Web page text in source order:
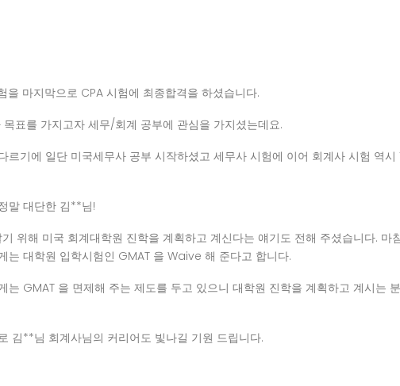
마지막으로 CPA 시험에 최종합격을 하셨습니다.
표를 가지고자 세무/회계 공부에 관심을 가지셨는데요.
르기에 일단 미국세무사 공부 시작하셨고 세무사 시험에 이어 회계사 시험 역시
말 대단한 김**님!
위해 미국 회계대학원 진학을 계획하고 계신다는 얘기도 전해 주셨습니다. 마
는 대학원 입학시험인 GMAT 을 Waive 해 준다고 합니다.
는 GMAT 을 면제해 주는 제도를 두고 있으니 대학원 진학을 계획하고 계시는
김**님 회계사님의 커리어도 빛나길 기원 드립니다.